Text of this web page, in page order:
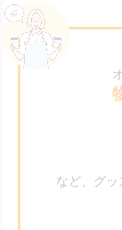
など、グ